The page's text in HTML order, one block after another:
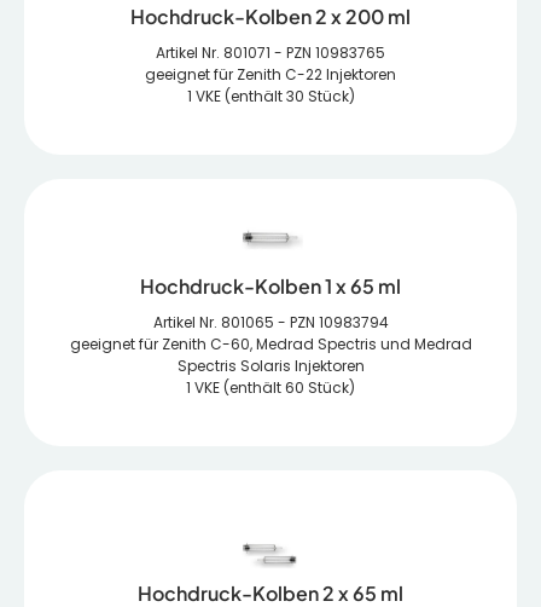
Hochdruck-Kolben 2 x 200 ml
Artikel Nr. 801071 - PZN 10983765
geeignet für Zenith C-22 Injektoren
1 VKE (enthält 30 Stück)
Hochdruck-Kolben 1 x 65 ml
Artikel Nr. 801065 - PZN 10983794
geeignet für Zenith C-60, Medrad Spectris und Medrad
Spectris Solaris Injektoren
1 VKE (enthält 60 Stück)
Hochdruck-Kolben 2 x 65 ml